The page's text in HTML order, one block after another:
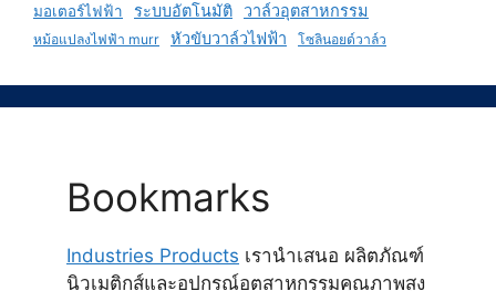
มอเตอร์ไฟฟ้า ระบบอัตโนมัติ วาล์วอุตสาหกรรม
หม้อแปลงไฟฟ้า murr หัวขับวาล์วไฟฟ้า โซลินอยด์วาล์ว
Bookmarks
Industries Products เรานำเสนอ ผลิตภัณฑ์
นิวเมติกส์และอุปกรณ์อุตสาหกรรมคุณภาพสูง